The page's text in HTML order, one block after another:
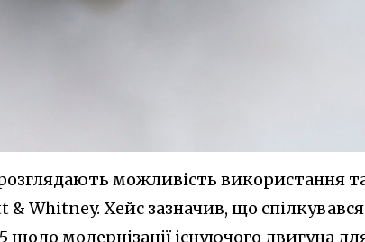
можливість використання
& Whitney. Хейс зазначив, що спілкувався
модернізації існуючого двигуна